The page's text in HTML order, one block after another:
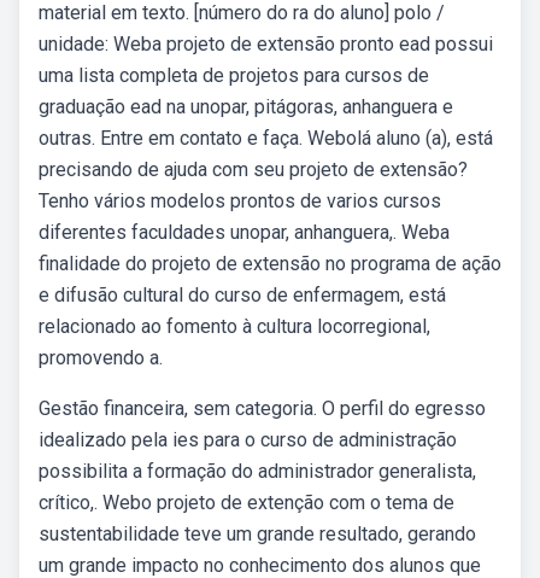
material em texto. [número do ra do aluno] polo /
unidade: Weba projeto de extensão pronto ead possui
uma lista completa de projetos para cursos de
graduação ead na unopar, pitágoras, anhanguera e
outras. Entre em contato e faça. Webolá aluno (a), está
precisando de ajuda com seu projeto de extensão?
Tenho vários modelos prontos de varios cursos
diferentes faculdades unopar, anhanguera,. Weba
finalidade do projeto de extensão no programa de ação
e difusão cultural do curso de enfermagem, está
relacionado ao fomento à cultura locorregional,
promovendo a.
Gestão financeira, sem categoria. O perfil do egresso
idealizado pela ies para o curso de administração
possibilita a formação do administrador generalista,
crítico,. Webo projeto de extenção com o tema de
sustentabilidade teve um grande resultado, gerando
um grande impacto no conhecimento dos alunos que